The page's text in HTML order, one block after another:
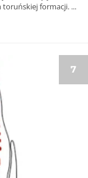
toruńskiej formacji. ...
7